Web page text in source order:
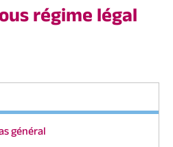
régime légal
général